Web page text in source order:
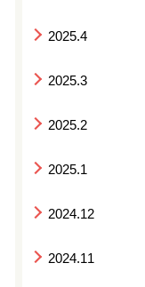
2025.4
2025.3
2025.2
2025.1
2024.12
2024.11